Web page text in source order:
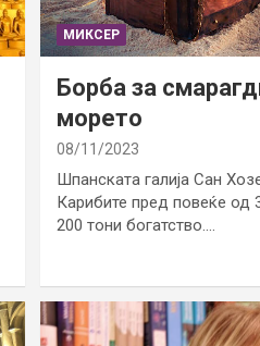
МИКСЕР
Борба за
морето
08/11/2023
Шпанската галија Сан
Карибите пред повеќе од
200 тони богатство.…